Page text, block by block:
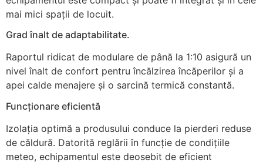
mai mici spaţii de locuit.
Grad înalt de adaptabilitate.
Raportul ridicat de modulare de până la 1:10 asigură un
nivel înalt de confort pentru încălzirea încăperilor și a
apei calde menajere şi o sarcină termică constantă.
Funcţionare eficientă
Izolaţia optimă a produsului conduce la pierderi reduse
de căldură. Datorită reglării în funcţie de condiţiile
meteo, echipamentul este deosebit de eficient